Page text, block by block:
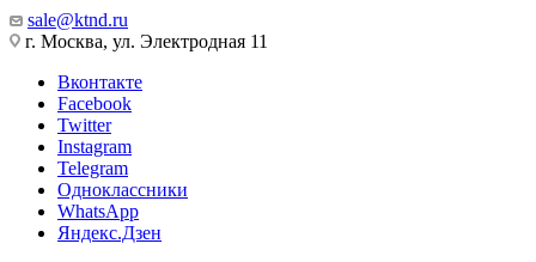
sale@ktnd.ru
г. Москва, ул. Электродная 11
Вконтакте
Facebook
Twitter
Instagram
Telegram
Одноклассники
WhatsApp
Яндекс.Дзен